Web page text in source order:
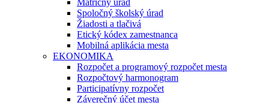
Matričný úrad
Spoločný školský úrad
Žiadosti a tlačivá
Etický kódex zamestnanca
Mobilná aplikácia mesta
EKONOMIKA
Rozpočet a programový rozpočet mesta
Rozpočtový harmonogram
Participatívny rozpočet
Záverečný účet mesta